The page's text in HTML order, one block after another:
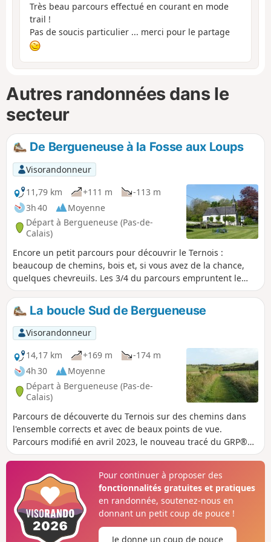
Très beau parcours effectué en courant en mode
trail !
Pas de soucis particulier ... merci pour le partage
Autres randonnées dans le
secteur
De Bergueneuse à la Fosse aux Loups
Visorandonneur
11,79 km
+111 m
-113 m
3h 40
Moyenne
Départ à Bergueneuse (Pas-de-
Calais)
Encore un petit parcours pour découvrir le Ternois :
beaucoup de chemins, bois et, si vous avez de la chance,
quelques chevreuils. Les 3/4 du parcours empruntent le
GRP® du Ternois qui est correctement balisé.
La boucle Sud de Bergueneuse
Visorandonneur
14,17 km
+169 m
-174 m
4h 30
Moyenne
Départ à Bergueneuse (Pas-de-
Calais)
Parcours de découverte du Ternois sur des chemins dans
l'ensemble corrects et avec de beaux points de vue.
Parcours modifié en avril 2023, le nouveau tracé du GRP®
n'étant vraiment pas folichon !
Pour continuer à proposer des
fonctionnalités gratuites et pratiques
en randonnée, soutenez-nous en
donnant un petit coup de pouce !
Je donne un coup de pouce